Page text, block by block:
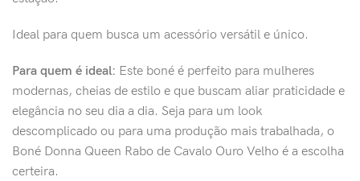
Ideal para quem busca um acessório versátil e único.
Para quem é ideal: Este boné é perfeito para mulheres
modernas, cheias de estilo e que buscam aliar praticidade e
elegância no seu dia a dia. Seja para um look
descomplicado ou para uma produção mais trabalhada, o
Boné Donna Queen Rabo de Cavalo Ouro Velho é a escolha
certeira.